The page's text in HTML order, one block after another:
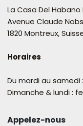
La Casa Del
Avenue Claude
1820 Montreux,
Horaires
Du mardi au samedi
Dimanche & lundi :
Appelez-nous